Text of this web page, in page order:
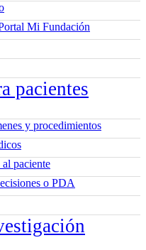
Mi Fundación
pacientes
y procedimientos
paciente
o PDA